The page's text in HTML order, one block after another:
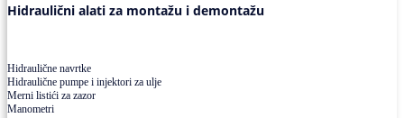
Hidraulični alati za montažu i demontažu
Hidraulične navrtke
Hidraulične pumpe i injektori za ulje
Merni listići za zazor
Manometri